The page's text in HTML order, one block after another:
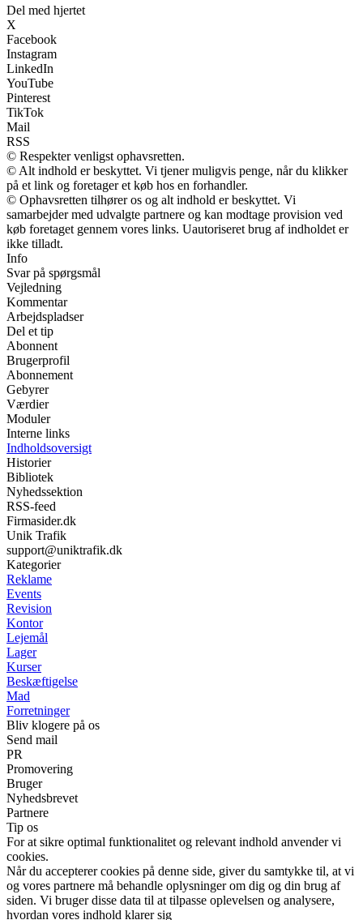
Del med hjertet
X
Facebook
Instagram
LinkedIn
YouTube
Pinterest
TikTok
Mail
RSS
© Respekter venligst ophavsretten.
© Alt indhold er beskyttet. Vi tjener muligvis penge, når du klikker
på et link og foretager et køb hos en forhandler.
© Ophavsretten tilhører os og alt indhold er beskyttet. Vi
samarbejder med udvalgte partnere og kan modtage provision ved
køb foretaget gennem vores links. Uautoriseret brug af indholdet er
ikke tilladt.
Info
Svar på spørgsmål
Vejledning
Kommentar
Arbejdspladser
Del et tip
Abonnent
Brugerprofil
Abonnement
Gebyrer
Værdier
Moduler
Interne links
Indholdsoversigt
Historier
Bibliotek
Nyhedssektion
RSS-feed
Firmasider.dk
Unik Trafik
support@uniktrafik.dk
Kategorier
Reklame
Events
Revision
Kontor
Lejemål
Lager
Kurser
Beskæftigelse
Mad
Forretninger
Bliv klogere på os
Send mail
PR
Promovering
Bruger
Nyhedsbrevet
Partnere
Tip os
For at sikre optimal funktionalitet og relevant indhold anvender vi
cookies.
Når du accepterer cookies på denne side, giver du samtykke til, at vi
og vores partnere må behandle oplysninger om dig og din brug af
siden. Vi bruger disse data til at tilpasse oplevelsen og analysere,
hvordan vores indhold klarer sig